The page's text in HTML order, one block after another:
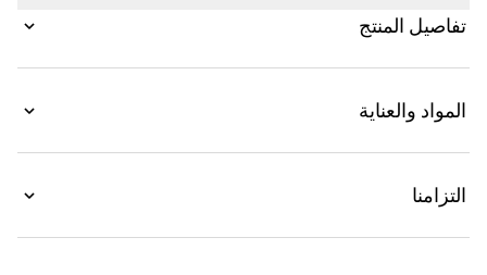
تفاصيل المنتج
المواد والعناية
التزامنا